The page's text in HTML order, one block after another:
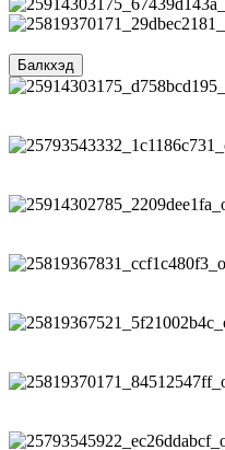
Балкхэд